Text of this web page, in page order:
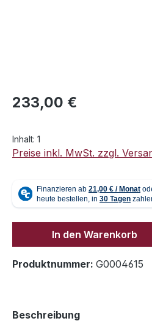
Regulärer Preis:
233,00 €
Inhalt: 1
Preise inkl. MwSt. zzgl.
In den Warenkorb
Produktnummer: G0004615
Beschreibung